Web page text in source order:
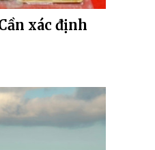
xác định